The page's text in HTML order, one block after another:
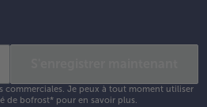
Je peux à tout moment utiliser
de bofrost* pour en savoir plus.